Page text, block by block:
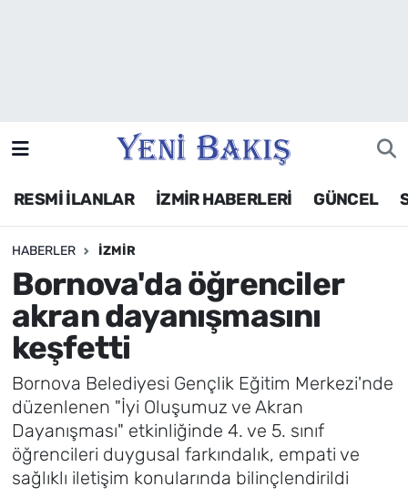
RESMİ İLANLAR İZMİR HABERLERİ GÜNCEL
HABERLER İZMIR
Bornova'da öğrenciler
akran dayanışmasını
keşfetti
Bornova Belediyesi Gençlik Eğitim Merkezi'nde
düzenlenen "İyi Oluşumuz ve Akran
Dayanışması" etkinliğinde 4. ve 5. sınıf
öğrencileri duygusal farkındalık, empati ve
sağlıklı iletişim konularında bilinçlendirildi
Siyaset
Asayiş / Polis-Adliye
Magazin
Foto Galeri
Künye
İletişim